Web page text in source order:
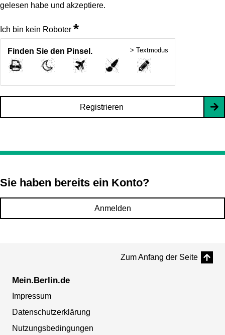
gelesen habe und akzeptiere.
Ich bin kein Roboter *
Finden Sie den Pinsel. > Textmodus
Registrieren
Sie haben bereits ein Konto?
Anmelden
Zum Anfang der Seite
Mein.Berlin.de
Impressum
Datenschutzerklärung
Nutzungsbedingungen